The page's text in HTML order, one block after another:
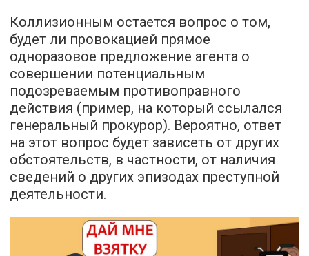
Коллизионным остается вопрос о том,
будет ли провокацией прямое
одноразовое предложение агента о
совершении потенциальным
подозреваемым противоправного
действия (пример, на который ссылался
генеральный прокурор). Вероятно, ответ
на этот вопрос будет зависеть от других
обстоятельств, в частности, от наличия
сведений о других эпизодах преступной
деятельности.